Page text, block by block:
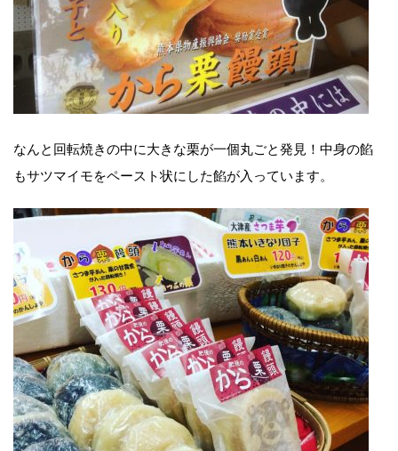
なんと回転焼きの中に大きな栗が一個丸ごと発見！中身の餡
もサツマイモをペースト状にした餡が入っています。